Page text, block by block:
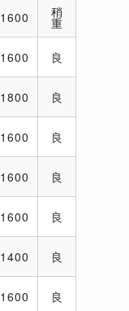
1600 稍
重
1600 良
1800 良
1600 良
1600 良
1600 良
1400 良
1600 良